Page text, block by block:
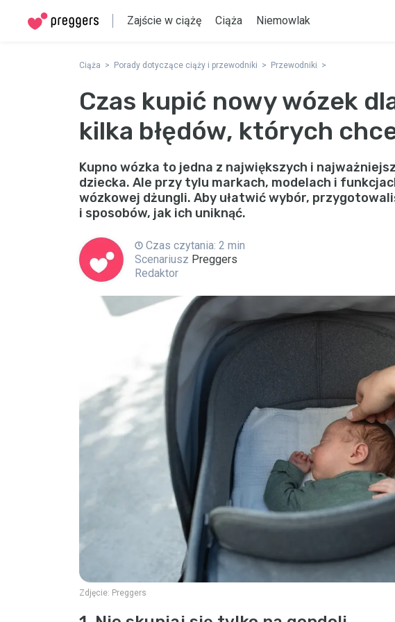
Zajście w ciążę Ciąża Niemowlak
Ciąża Porady dotyczące ciąży i przewodniki Przewodniki
Czas kupić nowy wózek
kilka błędów, których
Kupno wózka to jedna z największych i
dziecka. Ale przy tylu markach, modelach i
wózkowej dżungli. Aby ułatwić wybór,
i sposobów, jak ich uniknąć.
Czas czytania: 2 min
Scenariusz Preggers
Redaktor
Zdjęcie: Preggers